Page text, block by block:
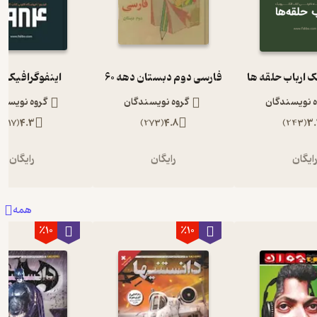
ارباب حلقه ها
نویسندگان
(
243
)
فارسی دوم دبستان دهه 60
گروه نویسندگان
4.8
(
273
)
رایگان
اینفوگرافیک 1984
گروه
4.3
(
117
رایگان
همه
٪10 ٪10